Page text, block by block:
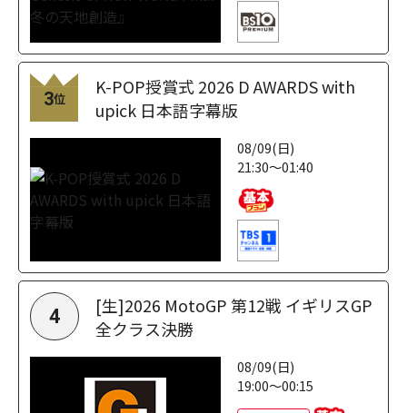
3位
K-POP授賞式 2026 D AWARDS with
upick 日本語字幕版
08/09(日)
21:30～01:40
4
[生]2026 MotoGP 第12戦 イギリスGP
全クラス決勝
08/09(日)
19:00～00:15